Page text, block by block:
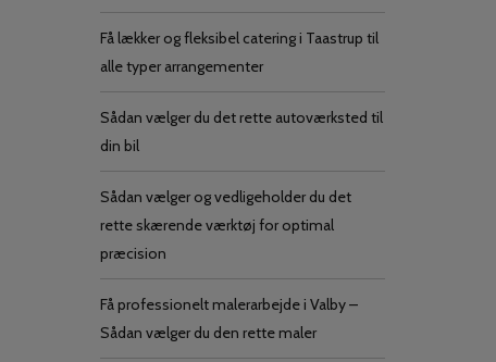
Få lækker og fleksibel catering i Taastrup til
alle typer arrangementer
Sådan vælger du det rette autoværksted til
din bil
Sådan vælger og vedligeholder du det
rette skærende værktøj for optimal
præcision
Få professionelt malerarbejde i Valby –
Sådan vælger du den rette maler